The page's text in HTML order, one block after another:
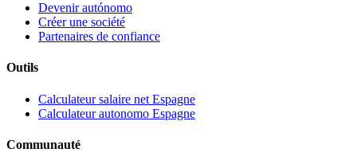
Devenir autónomo
Créer une société
Partenaires de confiance
Outils
Calculateur salaire net Espagne
Calculateur autonomo Espagne
Communauté